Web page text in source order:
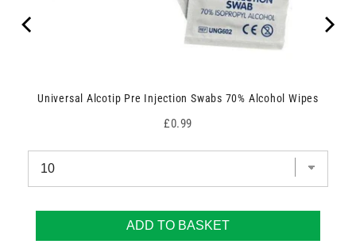
Universal Alcotip Pre Injection Swabs 70% Alcohol Wipes
Price
£0.99
ADD TO BASKET